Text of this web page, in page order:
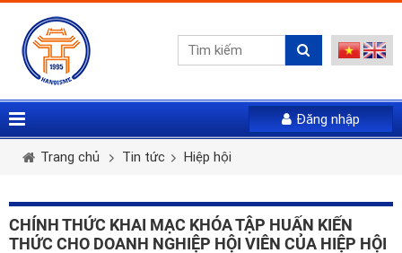
Tên tài khoản *
Mật khẩu *
Vui lòng gửi mail. Chúng tôi sẽ gửi link khởi tạo mật
khẩu mới qua email của bạn
LẤY LẠI MẬT KHẨU
Họ và tên * Giới tính *
Email * Điện thoại *
Đăng nhập
Trang chủ Tin tức Hiệp hội
CHÍNH THỨC KHAI MẠC KHÓA TẬP HUẤN KIẾN
THỨC CHO DOANH NGHIỆP HỘI VIÊN CỦA HIỆP HỘI